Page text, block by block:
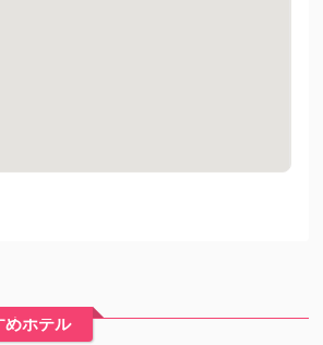
めホテル